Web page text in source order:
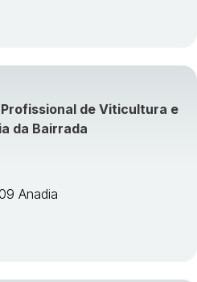
de Viticultura e
da Bairrada
Anadia